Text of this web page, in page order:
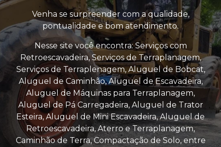
Venha se surpreender com a qualidade,
pontualidade e bom atendimento.
Nesse site você encontra: Serviços com
Retroescavadeira, Serviços de Terraplanagem,
Serviços de Terraplenagem, Aluguel de Bobcat,
Aluguel de Caminhão, Aluguel de Escavadeira,
Aluguel de Máquinas para Terraplanagem,
Aluguel de Pá Carregadeira, Aluguel de Trator
Esteira, Aluguel de Mini Escavadeira, Aluguel de
Retroescavadeira, Aterro e Terraplanagem,
Caminhão de Terra, Compactação de Solo, entre